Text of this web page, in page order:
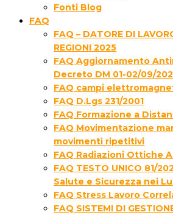
Fonti Blog
FAQ
FAQ – DATORE DI
REGIONI 2025
FAQ Aggiornamento
Decreto DM 01-02/09/
FAQ campi
FAQ D.Lgs 231/2001
FAQ Formazione a
FAQ Movimentazione
movimenti ripetitivi
FAQ Radiazioni Ottiche
FAQ TESTO UNICO 81/
Salute e Sicurezza nei
FAQ Stress Lavoro
FAQ SISTEMI DI